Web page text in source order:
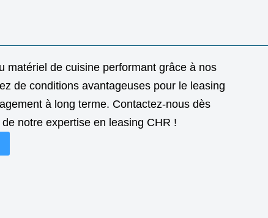
matériel de cuisine performant grâce à nos
de conditions avantageuses pour le leasing
à long terme. Contactez-nous dès
notre expertise en leasing CHR !